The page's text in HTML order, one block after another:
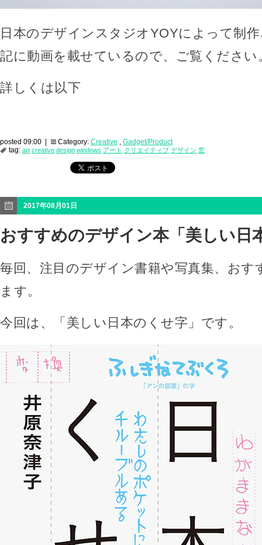
日本のデザインスタジオYOYによって制
記に動画を載せているので、ご覧ください
詳しくは以下
posted 09:00 | Category: Creative , Gadget/Product
tag: art creative design windows アート クリエイティブ デザイン 窓
2017年08月01日
おすすめのデザイン本「美しい日
毎回、注目のデザイン書籍や写真集、おす
ます。
今回は、「美しい日本のくせ字」です。